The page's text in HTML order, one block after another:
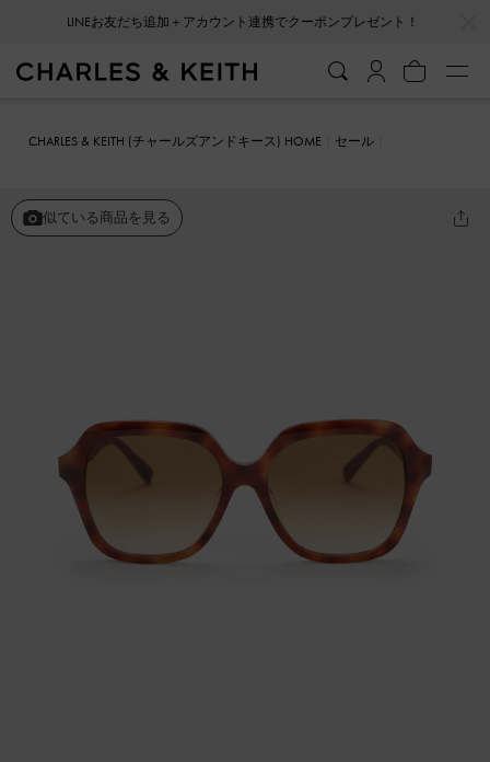
LINEお友だち追加＋アカウント連携でクーポンプレゼント！
CHARLES & KEITH (チャールズアンドキース) HOME
セール
似ている商品を見る